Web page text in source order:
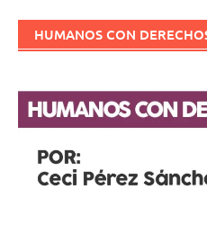
HUMANOS CON